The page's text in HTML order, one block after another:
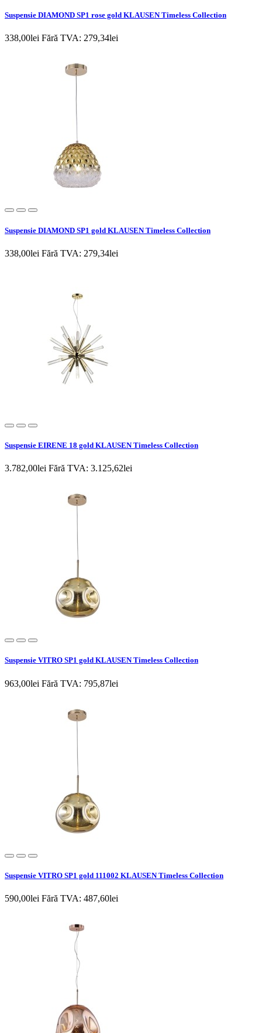
Suspensie DIAMOND SP1 rose gold KLAUSEN Timeless Collection
338,00lei Fără TVA: 279,34lei
Suspensie DIAMOND SP1 gold KLAUSEN Timeless Collection
338,00lei Fără TVA: 279,34lei
Suspensie EIRENE 18 gold KLAUSEN Timeless Collection
3.782,00lei Fără TVA: 3.125,62lei
Suspensie VITRO SP1 gold KLAUSEN Timeless Collection
963,00lei Fără TVA: 795,87lei
Suspensie VITRO SP1 gold 111002 KLAUSEN Timeless Collection
590,00lei Fără TVA: 487,60lei